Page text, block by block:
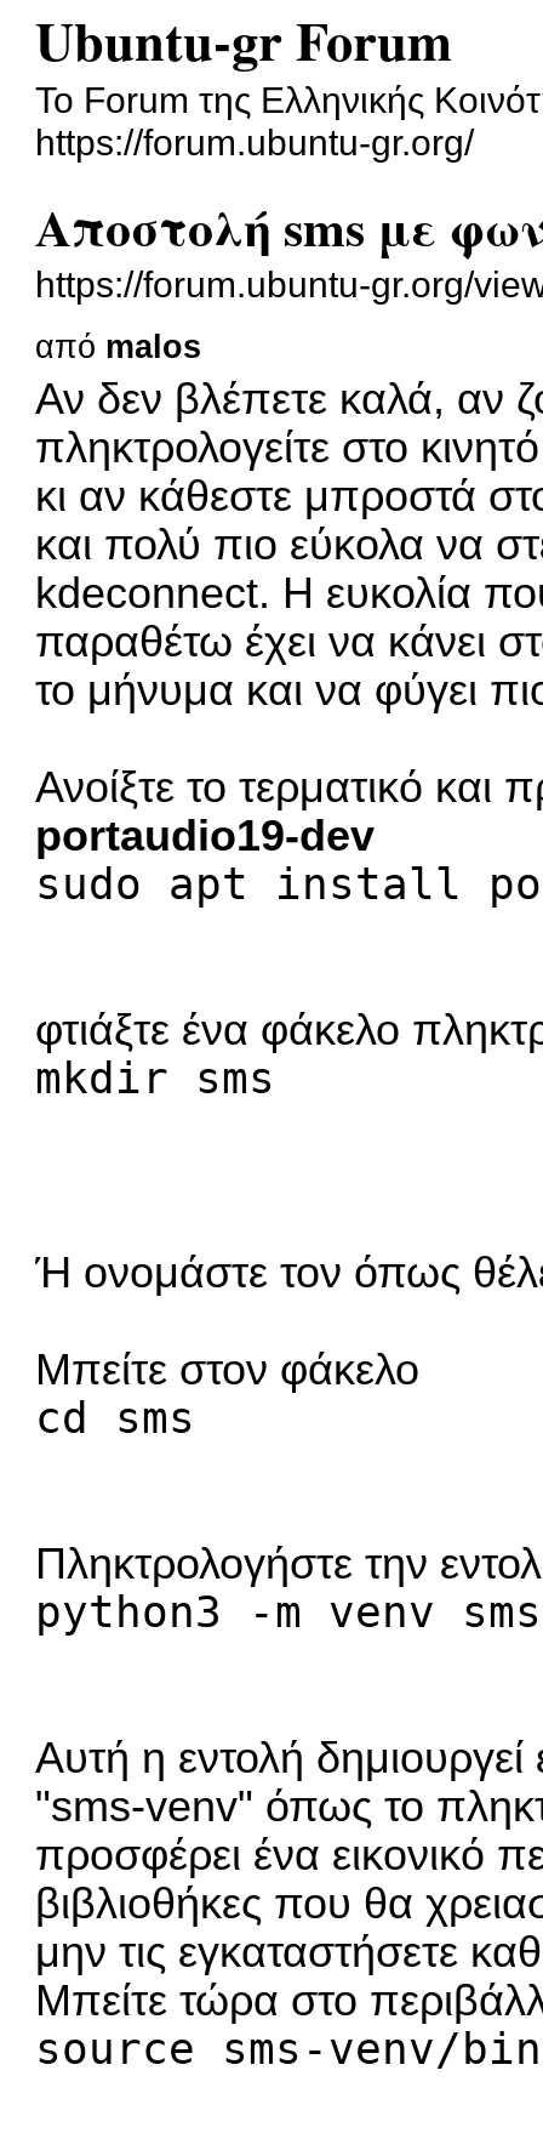
Ubuntu-gr Forum
To Forum της Ελληνικής
https://forum.ubuntu-gr.org/
Αποστολή sms με
https://forum.ubuntu-gr.org/
από malos
Αν δεν βλέπετε καλά, αν
πληκτρολογείτε στο
κι αν κάθεστε μπροστά
και πολύ πιο εύκολα να
kdeconnect. Η ευκολία
παραθέτω έχει να κάνει
το μήνυμα και να φύγει
Ανοίξτε το τερματικό και
portaudio19-dev
sudo apt install
φτιάξτε ένα φάκελο
mkdir sms
Ή ονομάστε τον όπως
Μπείτε στον φάκελο
cd sms
Πληκτρολογήστε την
python3 -m venv
Αυτή η εντολή
"sms-venv" όπως το
προσφέρει ένα εικονικό
βιβλιοθήκες που θα
μην τις εγκαταστήσετε
Μπείτε τώρα στο
source sms-venv/